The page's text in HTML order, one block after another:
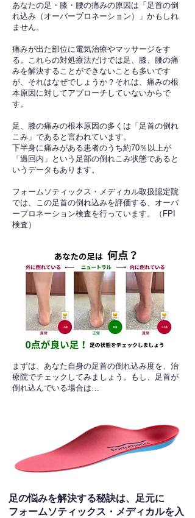
あなたの足・膝・腰の痛みの原因は「足首の倒
れ込み（オーバープロネーション）」かもしれ
ません。
痛みが出た部位に電気治療やマッサージをす
る。これらの対処療法だけでは足、膝、腰の痛
みを解決することができないことも多いです
が、それはなぜでしょうか？それは、痛みの根
本原因に対してアプローチしていないからで
す。
足、膝の痛みの根本原因の多くは「足首の倒れ
こみ」であると言われています。
下半身に痛みがある患者のうち約70％以上が
「過回内」という足部の倒れこみ状態であると
いうデータもあります。
フォームソティックス・メディカル取扱認定院
では、この足首の倒れ込みを評価する、オーバ
ープロネーション検査を行っています。（FPI
検査）​
​まずは、あなた自身の足首の倒れ込み度を、治
療院でチェックしてみましょう。もし、足首が
倒れ込んでいる場合は…
足の悩みを解決する秘訣は、足元に
フォームソティックス・メディカルを入